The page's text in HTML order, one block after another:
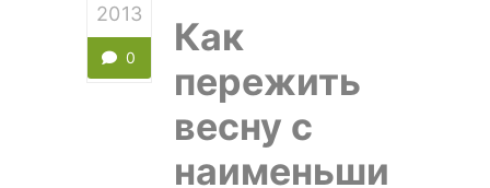
2013
0
Как
пережить
весну с
наименьши